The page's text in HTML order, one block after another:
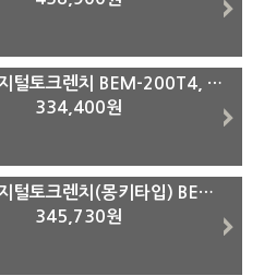
[블루텍/]디지털토크렌치 BEM-200T4, BEM-340T4 BEM-340T4
334,400원
[블루텍/]디지털토크렌치(몽키타입) BEM-시리즈 BEM-200AH
345,730원